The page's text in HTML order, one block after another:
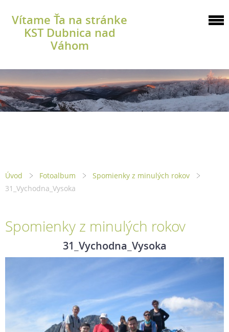
Vítame Ťa na stránke
KST Dubnica nad
Váhom
Úvod Fotoalbum
Spomienky z minulých rokov
31_Vychodna_Vysoka
Spomienky z minulých rokov
31_Vychodna_Vysoka